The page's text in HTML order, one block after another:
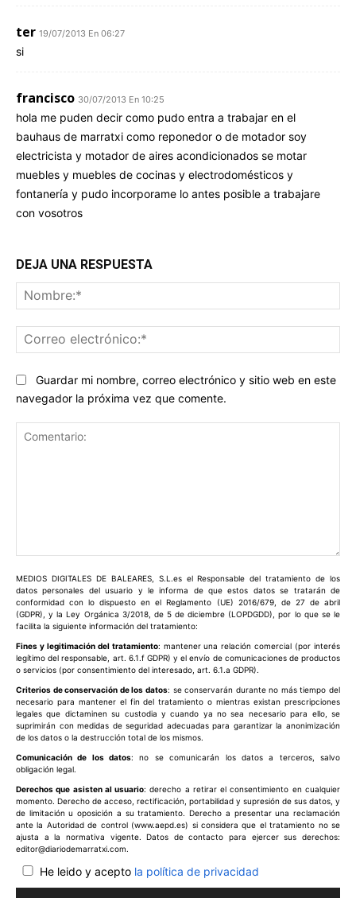
ter 19/07/2013 En 06:27
si
francisco 30/07/2013 En 10:25
hola me puden decir como pudo entra a trabajar en el
bauhaus de marratxi como reponedor o de motador soy
electricista y motador de aires acondicionados se motar
muebles y muebles de cocinas y electrodomésticos y
fontanería y pudo incorporame lo antes posible a trabajare
con vosotros
DEJA UNA RESPUESTA
Guardar mi nombre, correo electrónico y sitio web en este
navegador la próxima vez que comente.
MEDIOS DIGITALES DE BALEARES, S.L.es el Responsable del tratamiento de los
datos personales del usuario y le informa de que estos datos se tratarán de
conformidad con lo dispuesto en el Reglamento (UE) 2016/679, de 27 de abril
(GDPR), y la Ley Orgánica 3/2018, de 5 de diciembre (LOPDGDD), por lo que se le
facilita la siguiente información del tratamiento:
Fines y legitimación del tratamiento: mantener una relación comercial (por interés
legítimo del responsable, art. 6.1.f GDPR) y el envío de comunicaciones de productos
o servicios (por consentimiento del interesado, art. 6.1.a GDPR).
Criterios de conservación de los datos: se conservarán durante no más tiempo del
necesario para mantener el fin del tratamiento o mientras existan prescripciones
legales que dictaminen su custodia y cuando ya no sea necesario para ello, se
suprimirán con medidas de seguridad adecuadas para garantizar la anonimización
de los datos o la destrucción total de los mismos.
Comunicación de los datos: no se comunicarán los datos a terceros, salvo
obligación legal.
Derechos que asisten al usuario: derecho a retirar el consentimiento en cualquier
momento. Derecho de acceso, rectificación, portabilidad y supresión de sus datos, y
de limitación u oposición a su tratamiento. Derecho a presentar una reclamación
ante la Autoridad de control (www.aepd.es) si considera que el tratamiento no se
ajusta a la normativa vigente. Datos de contacto para ejercer sus derechos:
editor@diariodemarratxi.com.
He leido y acepto la política de privacidad